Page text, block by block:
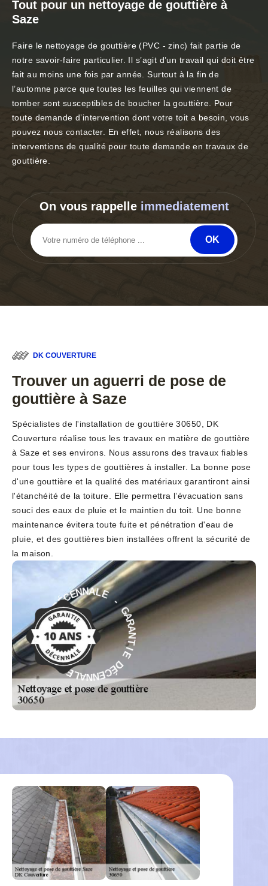
Tout pour un nettoyage de gouttière à
Saze
Faire le nettoyage de gouttière (PVC - zinc) fait partie de
notre savoir-faire particulier. Il s’agit d’un travail qui doit être
fait au moins une fois par année. Surtout à la fin de
l’automne parce que toutes les feuilles qui viennent de
tomber sont susceptibles de boucher la gouttière. Pour
toute demande d’intervention dont votre toit a besoin, vous
pouvez nous contacter. En effet, nous réalisons des
interventions de qualité pour toute demande en travaux de
gouttière.
On vous rappelle immediatement
DK COUVERTURE
Trouver un aguerri de pose de
gouttière à Saze
Spécialistes de l'installation de gouttière 30650, DK
Couverture réalise tous les travaux en matière de gouttière
à Saze et ses environs. Nous assurons des travaux fiables
pour tous les types de gouttières à installer. La bonne pose
d'une gouttière et la qualité des matériaux garantiront ainsi
l'étanchéité de la toiture. Elle permettra l’évacuation sans
souci des eaux de pluie et le maintien du toit. Une bonne
maintenance évitera toute fuite et pénétration d'eau de
pluie, et des gouttières bien installées offrent la sécurité de
la maison.
G
A
R
A
N
T
I
E
D
É
C
E
NNALE - GAR
A
N
T
I
E
D
É
C
E
N
N
A
L
E
-